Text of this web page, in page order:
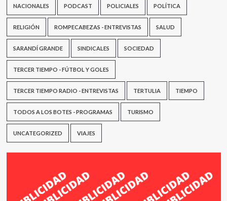
NACIONALES PODCAST POLICIALES POLÍTICA
RELIGIÓN ROMPECABEZAS - ENTREVISTAS SALUD
SARANDÍ GRANDE SINDICALES SOCIEDAD
TERCER TIEMPO - FÚTBOL Y GOLES
TERCER TIEMPO RADIO - ENTREVISTAS TERTULIA TIEMPO
TODOS A LOS BOTES - PROGRAMAS TURISMO
UNCATEGORIZED VIAJES